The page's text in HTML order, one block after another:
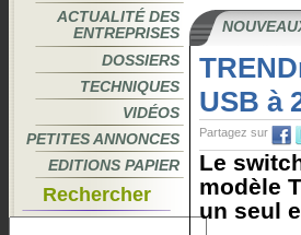
ACTUALITÉ DES
ENTREPRISES
DOSSIERS
TECHNIQUES
VIDÉOS
PETITES ANNONCES
EDITIONS PAPIER
Rechercher
USB à
Partagez sur
Le
modèle
un seul